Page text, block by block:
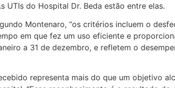
do Hospital Dr. Beda estão entre elas.
Montenaro, “os critérios incluem o
em que fez um uso eficiente e
a 31 de dezembro, e refletem o
representa mais do que um objetivo